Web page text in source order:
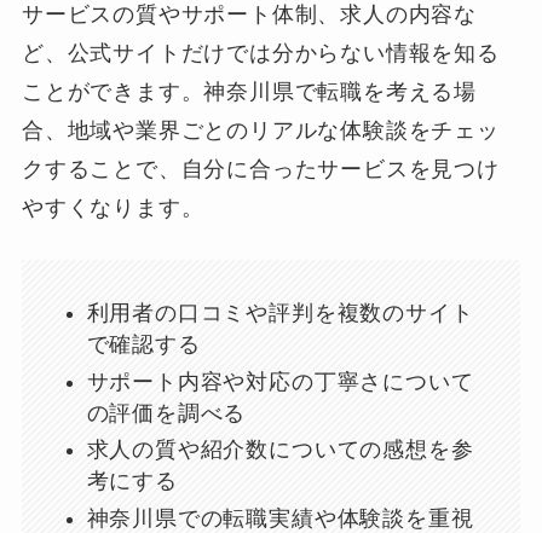
サービスの質やサポート体制、求人の内容な
ど、公式サイトだけでは分からない情報を知る
ことができます。神奈川県で転職を考える場
合、地域や業界ごとのリアルな体験談をチェッ
クすることで、自分に合ったサービスを見つけ
やすくなります。
利用者の口コミや評判を複数のサイト
で確認する
サポート内容や対応の丁寧さについて
の評価を調べる
求人の質や紹介数についての感想を参
考にする
神奈川県での転職実績や体験談を重視